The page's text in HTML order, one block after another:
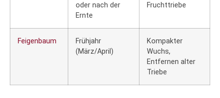
oder nach der
Ernte
Fruchttriebe
Feigenbaum
Frühjahr
(März/April)
Kompakter
Wuchs,
Entfernen alter
Triebe